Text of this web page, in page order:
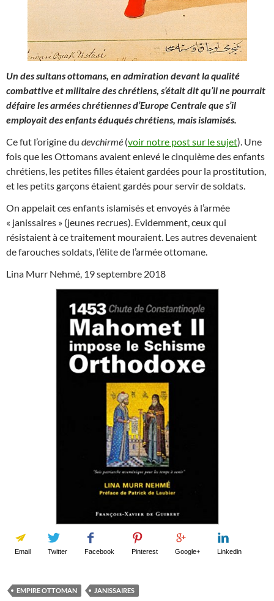
Un des sultans ottomans, en admiration devant la qualité
combattive et militaire des chrétiens, s’était dit qu’il ne pourrait
défaire les armées chrétiennes d’Europe Centrale que s’il
employait des enfants éduqués chrétiens, mais islamisés.
Ce fut l’origine du devchirmé (voir notre post sur le sujet). Une
fois que les Ottomans avaient enlevé le cinquième des enfants
chrétiens, les petites filles étaient gardées pour la prostitution,
et les petits garçons étaient gardés pour servir de soldats.
On appelait ces enfants islamisés et envoyés à l’armée
« janissaires » (jeunes recrues). Evidemment, ceux qui
résistaient à ce traitement mouraient. Les autres devenaient
de farouches soldats, l’élite de l’armée ottomane.
Lina Murr Nehmé, 19 septembre 2018
Email Twitter Facebook Pinterest Google+ Linkedin
EMPIRE OTTOMAN JANISSAIRES